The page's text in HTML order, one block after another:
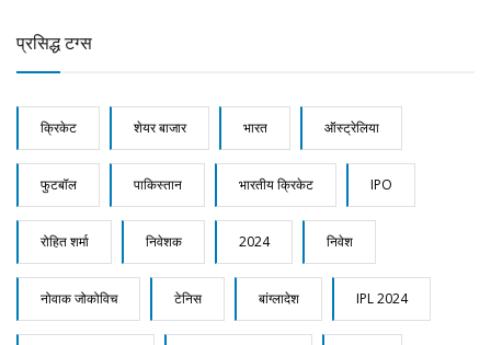
प्रसिद्ध टग्स
क्रिकेट शेयर बाजार भारत ऑस्ट्रेलिया
फुटबॉल पाकिस्तान भारतीय क्रिकेट IPO
रोहित शर्मा निवेशक 2024 निवेश
नोवाक जोकोविच टेनिस बांग्लादेश IPL 2024